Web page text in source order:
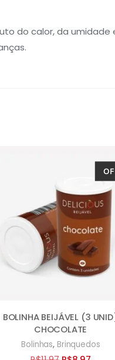
do calor, da
BOLINHA BEIJÁVEL (3
CHOCOLATE
Bolinhas, Brinquedos